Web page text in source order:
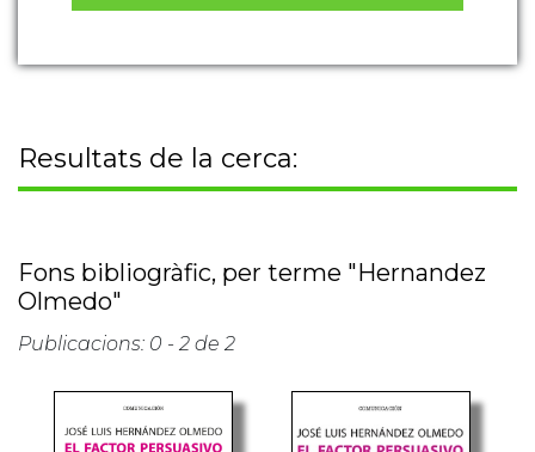
Resultats de la cerca:
Fons bibliogràfic, per terme "Hernandez
Olmedo"
Publicacions: 0 - 2 de 2